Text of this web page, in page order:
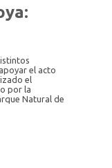
el acto
el
por la
Natural de